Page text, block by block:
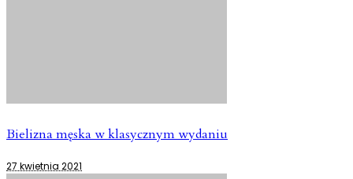
Bielizna męska w klasycznym wydaniu
27 kwietnia 2021